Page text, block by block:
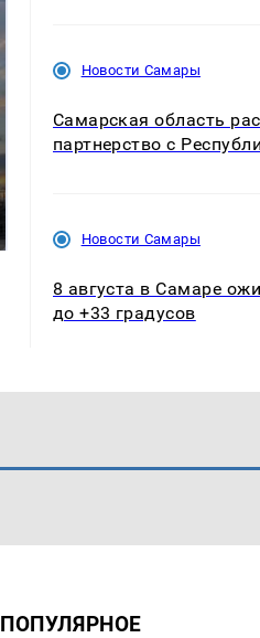
продукта: что купить?
Новости Самары
Самарская область
партнерство с
Новости Самары
8 августа в Самаре
до +33 градусов
ПОПУЛЯРНОЕ